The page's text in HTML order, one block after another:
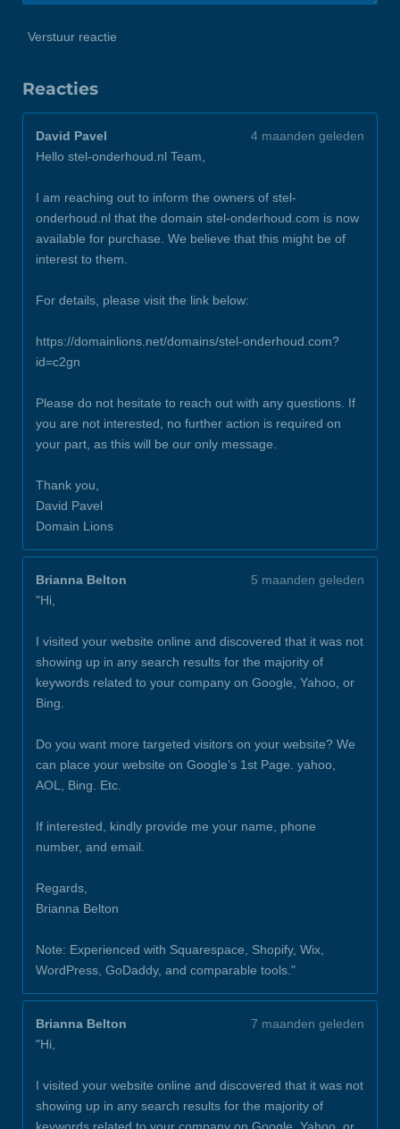
Verstuur reactie
Reacties
David Pavel
4 maanden geleden
Hello stel-onderhoud.nl Team,
I am reaching out to inform the owners of stel-
onderhoud.nl that the domain stel-onderhoud.com is now
available for purchase. We believe that this might be of
interest to them.
For details, please visit the link below:
https://domainlions.net/domains/stel-onderhoud.com?
id=c2gn
Please do not hesitate to reach out with any questions. If
you are not interested, no further action is required on
your part, as this will be our only message.
Thank you,
David Pavel
Domain Lions
Brianna Belton
5 maanden geleden
"Hi,
I visited your website online and discovered that it was not
showing up in any search results for the majority of
keywords related to your company on Google, Yahoo, or
Bing.
Do you want more targeted visitors on your website? We
can place your website on Google’s 1st Page. yahoo,
AOL, Bing. Etc.
If interested, kindly provide me your name, phone
number, and email.
Regards,
Brianna Belton
Note: Experienced with Squarespace, Shopify, Wix,
WordPress, GoDaddy, and comparable tools."
Brianna Belton
7 maanden geleden
"Hi,
I visited your website online and discovered that it was not
showing up in any search results for the majority of